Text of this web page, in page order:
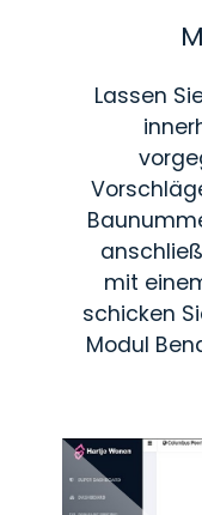
Lassen
mit
schicken
Modul